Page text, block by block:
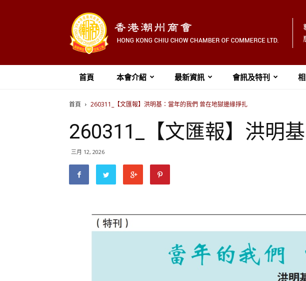
首頁 本會介紹 最新資訊 會訊及特刊
首頁 260311_【文匯報】洪明基：當年的我們 曾在地獄邊緣掙扎
260311_【文匯報】洪明
三月 12, 2026